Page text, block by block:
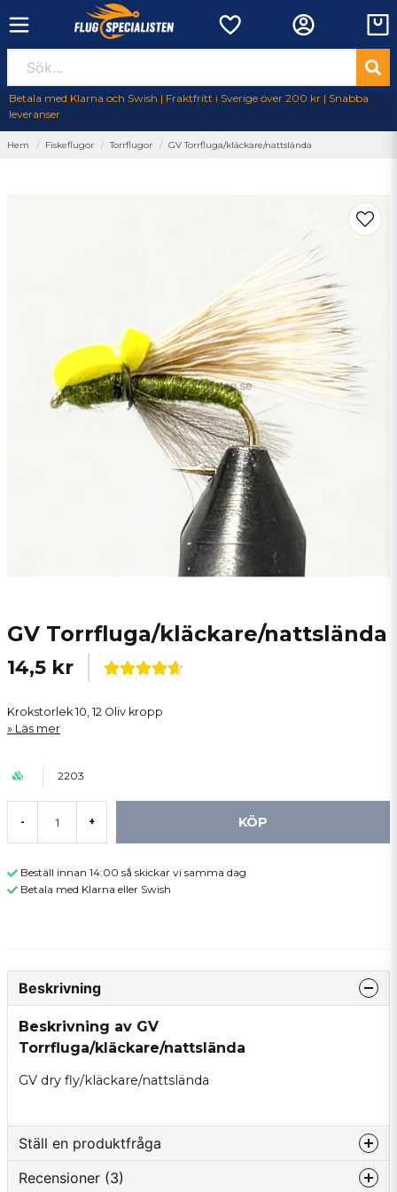
Betala med Klarna och Swish | Fraktfritt i Sverige över 200 kr | Snabba
leveranser
Hem Fiskeflugor Torrflugor GV Torrfluga/kläckare/nattslända
GV Torrfluga/kläckare/nattslända
14,5 kr
Krokstorlek 10, 12 Oliv kropp
Läs mer
2203
- + KÖP
Beställ innan 14:00 så skickar vi samma dag
Betala med Klarna eller Swish
Beskrivning
Beskrivning av GV
Torrfluga/kläckare/nattslända
GV dry fly/kläckare/nattslända
Ställ en produktfråga
question
Recensioner (3)